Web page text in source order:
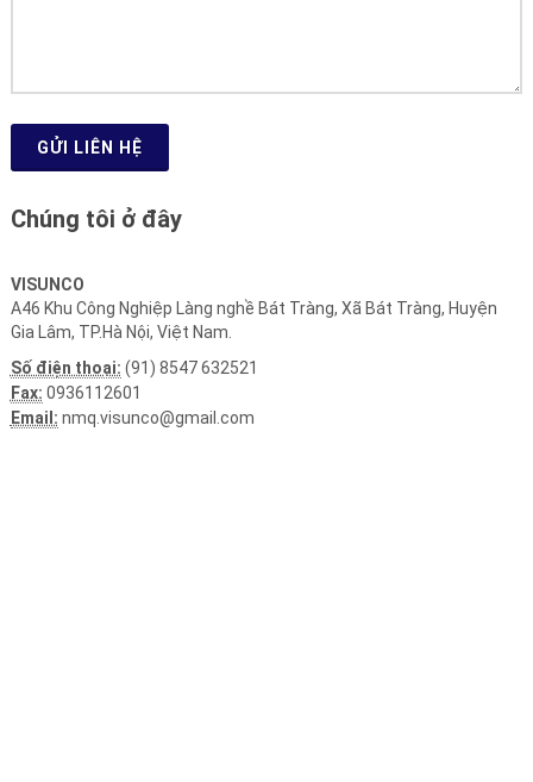
GỬI LIÊN HỆ
Chúng tôi ở đây
VISUNCO
A46 Khu Công Nghiệp Làng nghề Bát Tràng, Xã Bát Tràng, Huyện
Gia Lâm, TP.Hà Nội, Việt Nam.
Số điện thoại: (91) 8547 632521
Fax: 0936112601
Email: nmq.visunco@gmail.com